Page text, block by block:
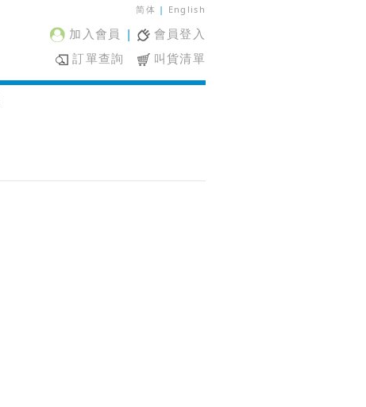
简体 | English
加入會員 |
會員登入
訂單查詢
叫貨清單